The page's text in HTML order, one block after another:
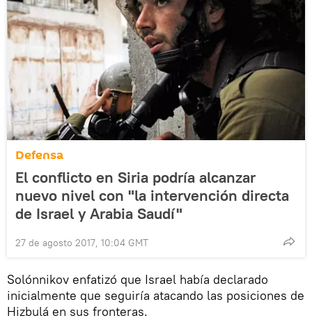
Defensa
El conflicto en Siria podría alcanzar
nuevo nivel con "la intervención directa
de Israel y Arabia Saudí"
27 de agosto 2017, 10:04 GMT
Solónnikov enfatizó que Israel había declarado
inicialmente que seguiría atacando las posiciones de
Hizbulá en sus fronteras.